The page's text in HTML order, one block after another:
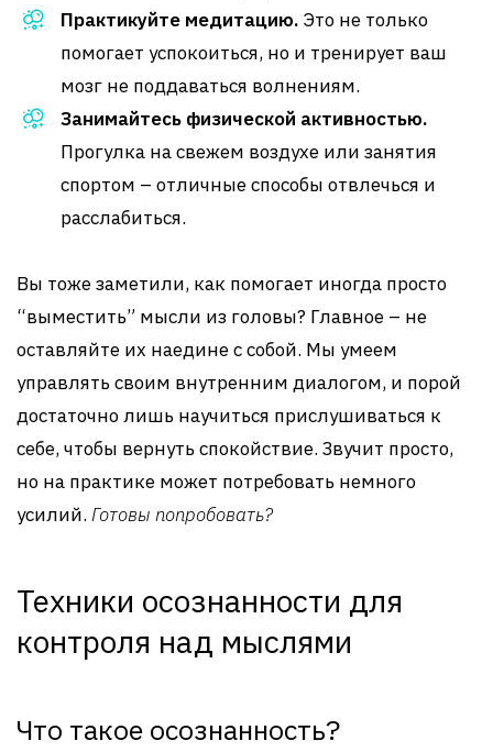
Практикуйте медитацию. Это не только
помогает успокоиться, но и тренирует ваш
мозг не поддаваться волнениям.
Занимайтесь физической активностью.
Прогулка на свежем воздухе или занятия
спортом – отличные способы отвлечься и
расслабиться.
Вы тоже заметили, как помогает иногда просто
“выместить” мысли из головы? Главное – не
оставляйте их наедине с собой. Мы умеем
управлять своим внутренним диалогом, и порой
достаточно лишь научиться прислушиваться к
себе, чтобы вернуть спокойствие. Звучит просто,
но на практике может потребовать немного
усилий. Готовы попробовать?
Техники осознанности для
контроля над мыслями
Что такое осознанность?